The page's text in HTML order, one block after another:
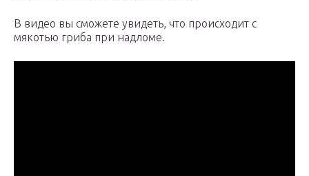
В видео вы сможете увидеть, что происходит с
мякотью гриба при надломе.